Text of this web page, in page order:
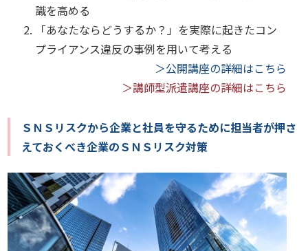
識を高める
「あなたならどうするか？」を実際に起きたコン
プライアンス違反の事例を用いて考える
＞公開講座の詳細はこちら
＞講師型派遣講座の詳細はこちら
ＳＮＳリスクから企業と社員を守るために担当者が押さ
えておくべき企業のＳＮＳリスク対策